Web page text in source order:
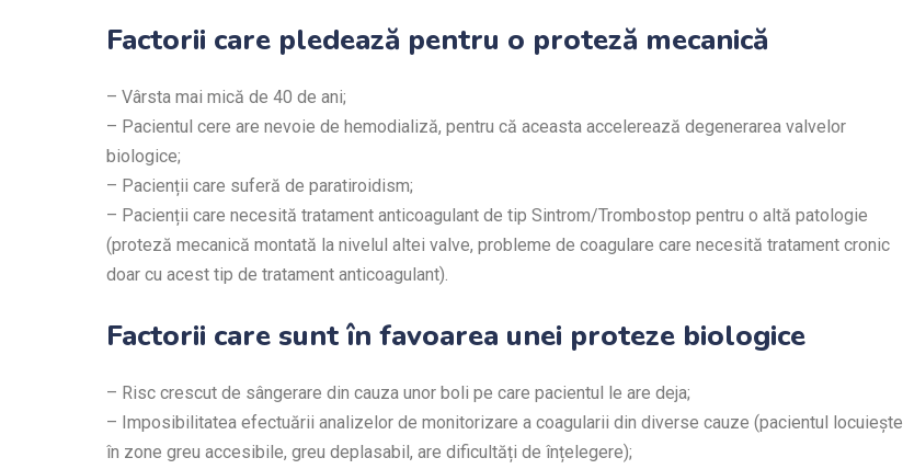
Factorii care pledează pentru o proteză mecanică
– Vârsta mai mică de 40 de ani;
– Pacientul cere are nevoie de hemodializă, pentru că aceasta accelerează degenerarea valvelor
biologice;
– Pacienții care suferă de paratiroidism;
– Pacienții care necesită tratament anticoagulant de tip Sintrom/Trombostop pentru o altă patologie
(proteză mecanică montată la nivelul altei valve, probleme de coagulare care necesită tratament cronic
doar cu acest tip de tratament anticoagulant).
Factorii care sunt în favoarea unei proteze biologice
– Risc crescut de sângerare din cauza unor boli pe care pacientul le are deja;
– Imposibilitatea efectuării analizelor de monitorizare a coagularii din diverse cauze (pacientul locuiește
în zone greu accesibile, greu deplasabil, are dificultăți de înțelegere);